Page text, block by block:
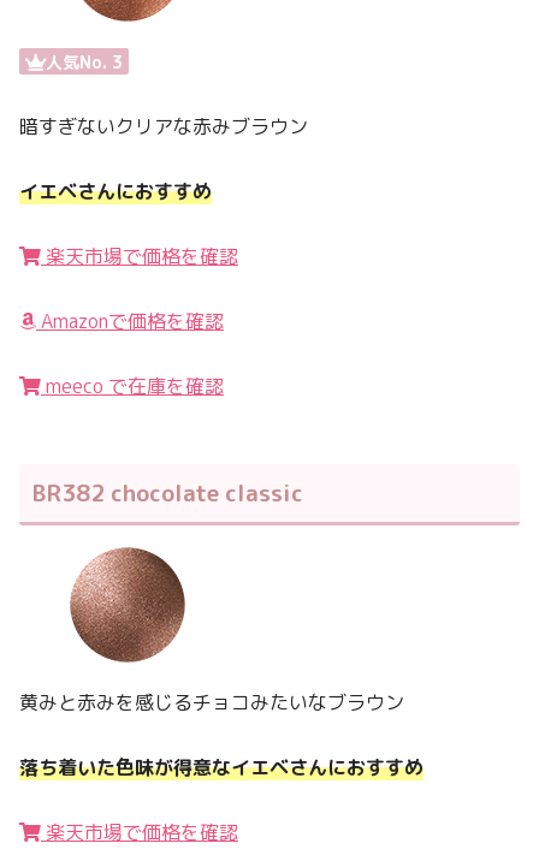
人気No. 3
暗すぎないクリアな赤みブラウン
イエベさんにおすすめ
楽天市場で価格を確認
Amazonで価格を確認
meeco で在庫を確認
BR382 chocolate classic
黄みと赤みを感じるチョコみたいなブラウン
落ち着いた色味が得意なイエベさんにおすすめ
楽天市場で価格を確認